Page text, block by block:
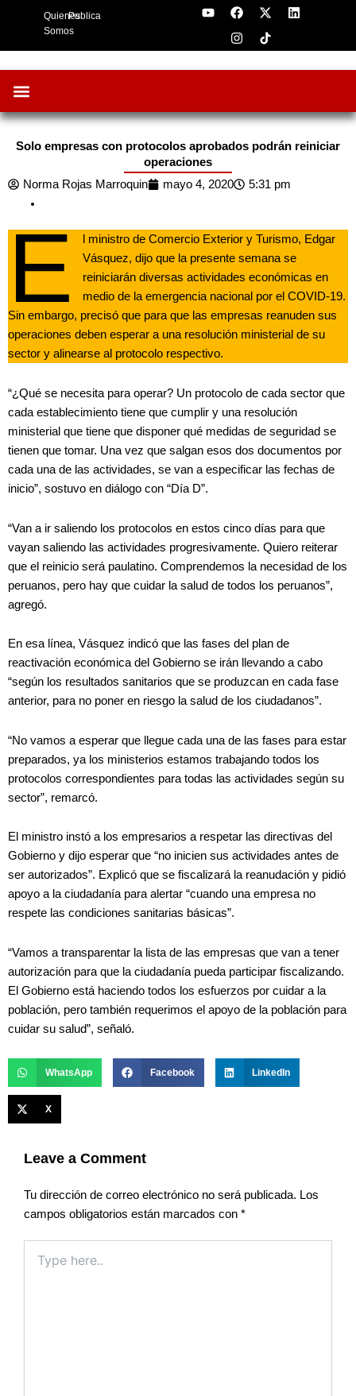
Quienes
Somos
Publica
Y
o
b
F
a
c
e
o
X
-
t
w
t
L
i
d
I
n
s
t
g
Solo empresas con protocolos aprobados podrán reiniciar
operaciones
Norma Rojas Marroquin
mayo 4, 2020 5:31 pm
E
l ministro de Comercio Exterior y Turismo, Edgar
Vásquez, dijo que la presente semana se
reiniciarán diversas actividades económicas en
medio de la emergencia nacional por el COVID-19.
Sin embargo, precisó que para que las empresas reanuden sus
operaciones deben esperar a una resolución ministerial de su
sector y alinearse al protocolo respectivo.
“¿Qué se necesita para operar? Un protocolo de cada sector que
cada establecimiento tiene que cumplir y una resolución
ministerial que tiene que disponer qué medidas de seguridad se
tienen que tomar. Una vez que salgan esos dos documentos por
cada una de las actividades, se van a especificar las fechas de
inicio”, sostuvo en diálogo con “Día D”.
“Van a ir saliendo los protocolos en estos cinco días para que
vayan saliendo las actividades progresivamente. Quiero reiterar
que el reinicio será paulatino. Comprendemos la necesidad de los
peruanos, pero hay que cuidar la salud de todos los peruanos”,
agregó.
En esa línea, Vásquez indicó que las fases del plan de
reactivación económica del Gobierno se irán llevando a cabo
“según los resultados sanitarios que se produzcan en cada fase
anterior, para no poner en riesgo la salud de los ciudadanos”.
“No vamos a esperar que llegue cada una de las fases para estar
preparados, ya los ministerios estamos trabajando todos los
protocolos correspondientes para todas las actividades según su
sector”, remarcó.
El ministro instó a los empresarios a respetar las directivas del
Gobierno y dijo esperar que “no inicien sus actividades antes de
ser autorizados”. Explicó que se fiscalizará la reanudación y pidió
apoyo a la ciudadanía para alertar “cuando una empresa no
respete las condiciones sanitarias básicas”.
“Vamos a transparentar la lista de las empresas que van a tener
autorización para que la ciudadanía pueda participar fiscalizando.
El Gobierno está haciendo todos los esfuerzos por cuidar a la
población, pero también requerimos el apoyo de la población para
cuidar su salud”, señaló.
WhatsApp Facebook LinkedIn
X
Leave a Comment
Tu dirección de correo electrónico no será publicada. Los
campos obligatorios están marcados con *
here..